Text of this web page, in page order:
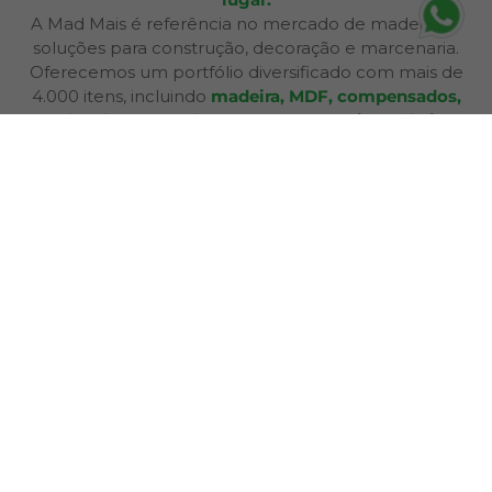
A Mad Mais é referência no mercado de madeiras e
soluções para construção, decoração e marcenaria.
Oferecemos um portfólio diversificado com mais de
4.000 itens, incluindo madeira, MDF, compensados,
sarrafos, ferragens, ferramentas manuais e elétricas,